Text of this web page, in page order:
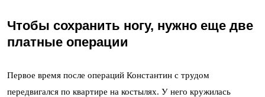
Чтобы сохранить ногу, нужно еще две
платные операции
Первое время после операций Константин с трудом
передвигался по квартире на костылях. У него кружилась